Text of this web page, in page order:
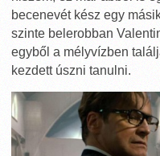
becenevét kész egy
szinte belerobban
egyből a mélyvízben
kezdett úszni tanulni.